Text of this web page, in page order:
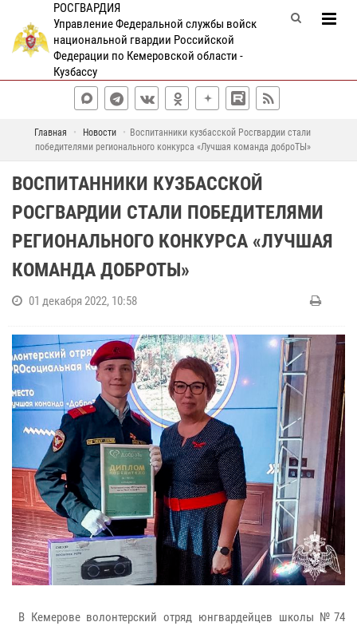
РОСГВАРДИЯ
Управление Федеральной службы войск
национальной гвардии Российской
Федерации по Кемеровской области -
Кузбассу
Главная Новости
Воспитанники кузбасской Росгвардии стали
победителями регионального конкурса «Лучшая команда доброТЫ»
ВОСПИТАННИКИ КУЗБАССКОЙ
РОСГВАРДИИ СТАЛИ ПОБЕДИТЕЛЯМИ
РЕГИОНАЛЬНОГО КОНКУРСА «ЛУЧШАЯ
КОМАНДА ДОБРОТЫ»
01 декабря 2022, 10:58
В Кемерове волонтерский отряд юнгвардейцев школы №74